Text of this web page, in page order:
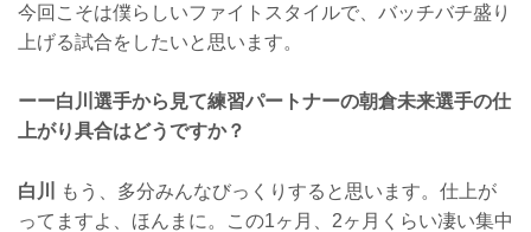
今回こそは僕らしいファイトスタイルで、バッチバチ盛り
上げる試合をしたいと思います。
ーー白川選手から見て練習パートナーの朝倉未来選手の仕
上がり具合はどうですか？
白川
もう、多分みんなびっくりすると思います。仕上が
ってますよ、ほんまに。この1ヶ月、2ヶ月くらい凄い集中